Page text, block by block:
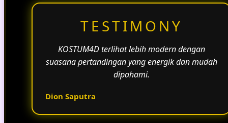
TESTIMONY
KOSTUM4D terlihat lebih modern dengan
suasana pertandingan yang energik dan mudah
dipahami.
Dion Saputra